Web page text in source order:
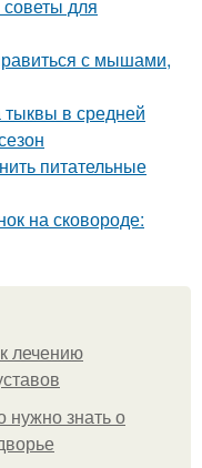
для
с мышами,
в средней
питательные
на сковороде:
лечению
нужно знать о